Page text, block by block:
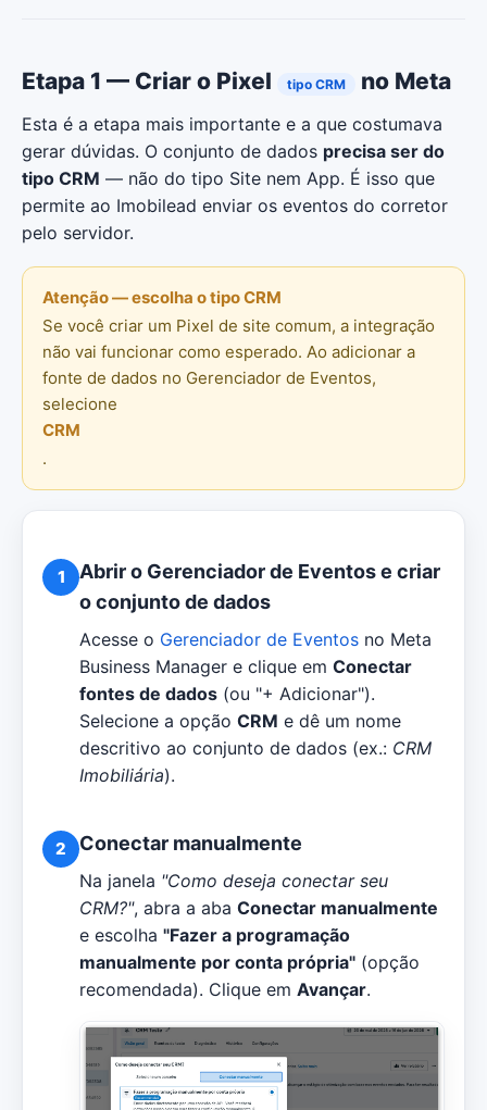
Etapa 1 — Criar o Pixel tipo CRM no Meta
Esta é a etapa mais importante e a que costumava
gerar dúvidas. O conjunto de dados precisa ser do
tipo CRM — não do tipo Site nem App. É isso que
permite ao Imobilead enviar os eventos do corretor
pelo servidor.
Atenção — escolha o tipo CRM
Se você criar um Pixel de site comum, a integração
não vai funcionar como esperado. Ao adicionar a
fonte de dados no Gerenciador de Eventos,
selecione
CRM
.
1
Abrir o Gerenciador de Eventos e criar
o conjunto de dados
Acesse o Gerenciador de Eventos no Meta
Business Manager e clique em Conectar
fontes de dados (ou "+ Adicionar").
Selecione a opção CRM e dê um nome
descritivo ao conjunto de dados (ex.: CRM
Imobiliária).
2 Conectar manualmente
Na janela "Como deseja conectar seu
CRM?", abra a aba Conectar manualmente
e escolha "Fazer a programação
manualmente por conta própria" (opção
recomendada). Clique em Avançar.